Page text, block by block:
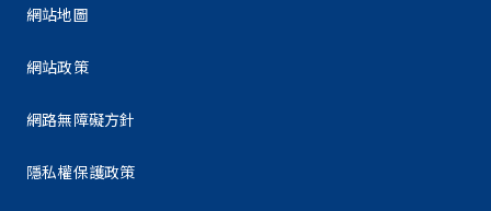
網站地圖
網站政策
網路無障礙方針
隱私權保護政策